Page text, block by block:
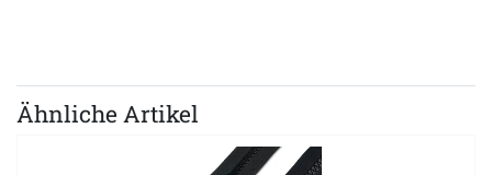
Ähnliche Artikel